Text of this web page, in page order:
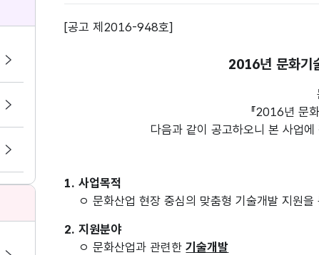
[공고 제2016-948호]
2016년 문화기
『2016년 문
다음과 같이 공고하오니 본 사업
1. 사업목적
ㅇ 문화산업 현장 중심의 맞춤형 기술개발 지원
2. 지원분야
ㅇ 문화산업과 관련한기술개발